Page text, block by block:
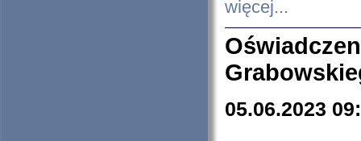
więcej...
05.06.2023